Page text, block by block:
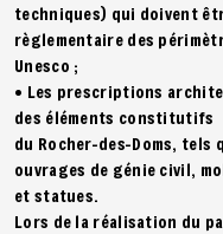
techniques) qui doivent
règlementaire des
Unesco ;
• Les prescriptions
des éléments constitutifs
du Rocher-des-Doms, tels
ouvrages de génie civil,
et statues.
Lors de la réalisation du